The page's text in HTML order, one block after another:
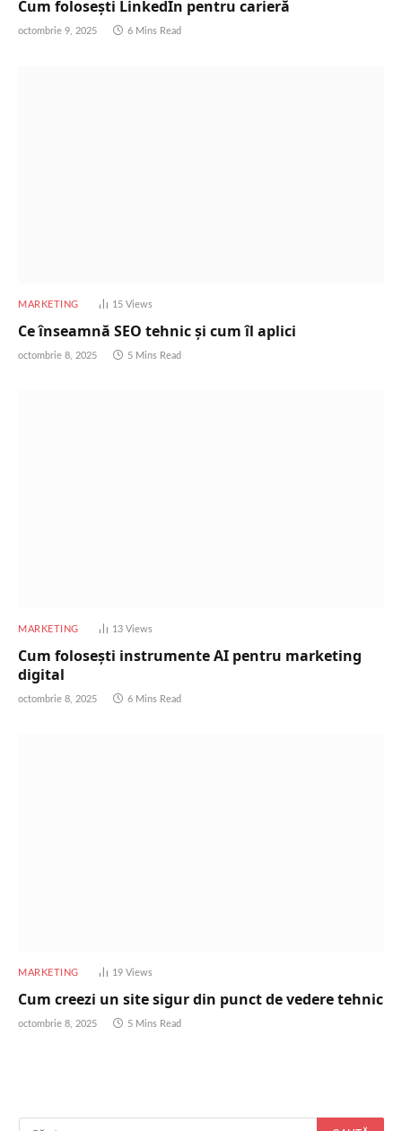
Cum folosești LinkedIn pentru carieră
octombrie 9, 2025 6 Mins Read
MARKETING 15 Views
Ce înseamnă SEO tehnic și cum îl aplici
octombrie 8, 2025 5 Mins Read
MARKETING 13 Views
Cum folosești instrumente AI pentru marketing
digital
octombrie 8, 2025 6 Mins Read
MARKETING 19 Views
Cum creezi un site sigur din punct de vedere tehnic
octombrie 8, 2025 5 Mins Read